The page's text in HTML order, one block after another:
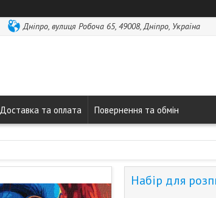
Дніпро, вулиця Робоча 65, 49008, Дніпро, Україна
Доставка та оплата Повернення та обмін
Набір для